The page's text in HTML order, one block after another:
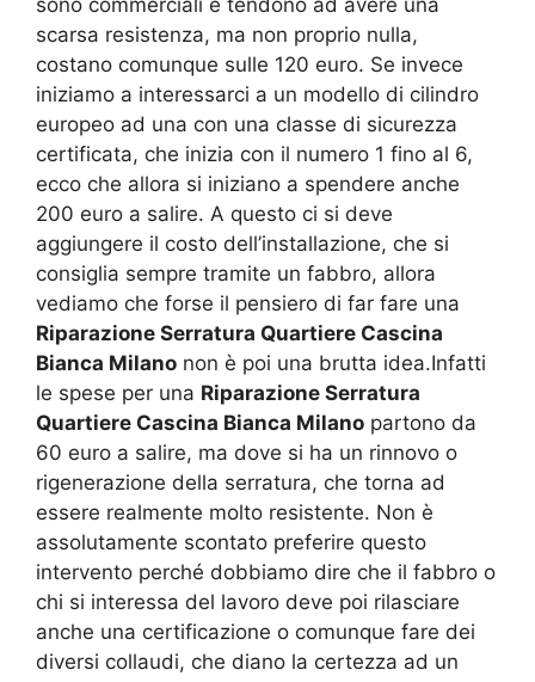
sono commerciali e tendono ad avere una
scarsa resistenza, ma non proprio nulla,
costano comunque sulle 120 euro. Se invece
iniziamo a interessarci a un modello di cilindro
europeo ad una con una classe di sicurezza
certificata, che inizia con il numero 1 fino al 6,
ecco che allora si iniziano a spendere anche
200 euro a salire. A questo ci si deve
aggiungere il costo dell’installazione, che si
consiglia sempre tramite un fabbro, allora
vediamo che forse il pensiero di far fare una
Riparazione Serratura Quartiere Cascina
Bianca Milano non è poi una brutta idea.Infatti
le spese per una Riparazione Serratura
Quartiere Cascina Bianca Milano partono da
60 euro a salire, ma dove si ha un rinnovo o
rigenerazione della serratura, che torna ad
essere realmente molto resistente. Non è
assolutamente scontato preferire questo
intervento perché dobbiamo dire che il fabbro o
chi si interessa del lavoro deve poi rilasciare
anche una certificazione o comunque fare dei
diversi collaudi, che diano la certezza ad un